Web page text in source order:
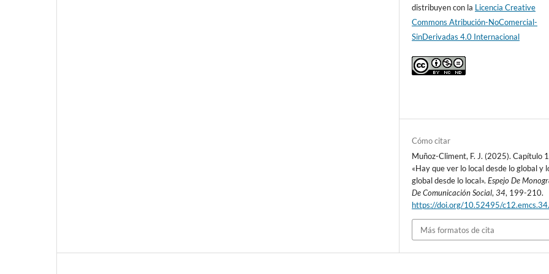
distribuyen con la Licencia Creative
Commons Atribución-NoComercial-
SinDerivadas 4.0 Internacional
Cómo citar
Muñoz-Climent, F. J. (2025). Capítulo
«Hay que ver lo local desde lo global y
global desde lo local».Espejo De
De Comunicación Social,34, 199-210.
https://doi.org/10.52495/
Más formatos de cita